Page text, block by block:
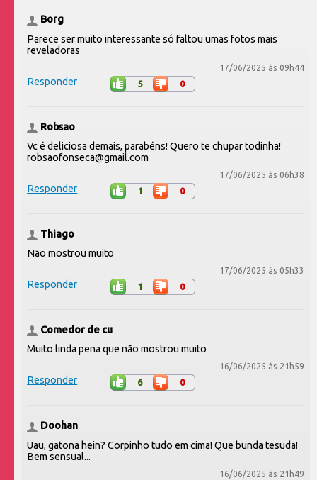
Borg
Parece ser muito interessante só faltou umas fotos mais
reveladoras
17/06/2025 às 09h44
Responder 5 0
Robsao
Vc é deliciosa demais, parabéns! Quero te chupar todinha!
robsaofonseca@gmail.com
17/06/2025 às 06h38
Responder 1 0
Thiago
Não mostrou muito
17/06/2025 às 05h33
Responder 1 0
Comedor de cu
Muito linda pena que não mostrou muito
16/06/2025 às 21h59
Responder 6 0
Doohan
Uau, gatona hein? Corpinho tudo em cima! Que bunda tesuda!
Bem sensual...
16/06/2025 às 21h49